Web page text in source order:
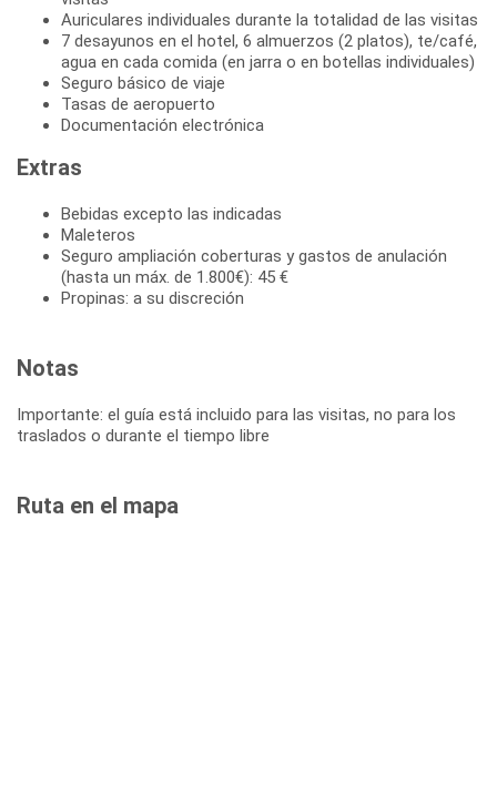
Auriculares individuales durante la totalidad de las visitas
7 desayunos en el hotel, 6 almuerzos (2 platos), te/café,
agua en cada comida (en jarra o en botellas individuales)
Seguro básico de viaje
Tasas de aeropuerto
Documentación electrónica
Extras
Bebidas excepto las indicadas
Maleteros
Seguro ampliación coberturas y gastos de anulación
(hasta un máx. de 1.800€): 45 €
Propinas: a su discreción
Notas
Importante: el guía está incluido para las visitas, no para los
traslados o durante el tiempo libre
Ruta en el mapa